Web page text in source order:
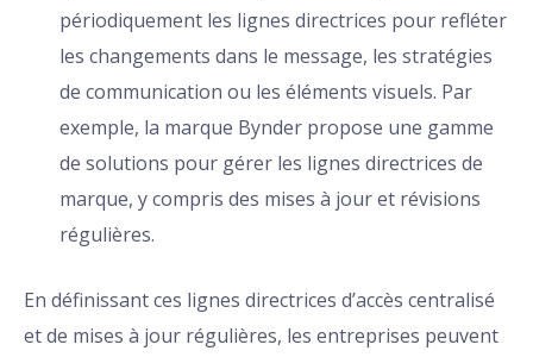
périodiquement les lignes directrices pour refléter
les changements dans le message, les stratégies
de communication ou les éléments visuels. Par
exemple, la marque Bynder propose une gamme
de solutions pour gérer les lignes directrices de
marque, y compris des mises à jour et révisions
régulières.
En définissant ces lignes directrices d’accès centralisé
et de mises à jour régulières, les entreprises peuvent